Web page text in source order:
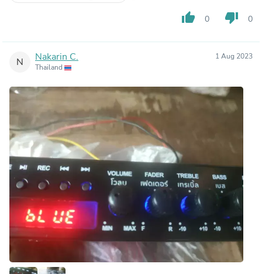
thumb_up 0 thumb_down 0
N Nakarin C.
Thailand
1 Aug 2023